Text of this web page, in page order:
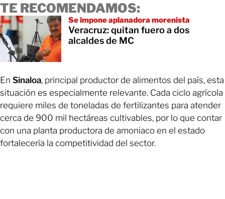
TE RECOMENDAMOS:
Se impone aplanadora morenista
Veracruz: quitan fuero a dos
alcaldes de MC
En Sinaloa, principal productor de alimentos del país, esta
situación es especialmente relevante. Cada ciclo agrícola
requiere miles de toneladas de fertilizantes para atender
cerca de 900 mil hectáreas cultivables, por lo que contar
con una planta productora de amoniaco en el estado
fortalecería la competitividad del sector.